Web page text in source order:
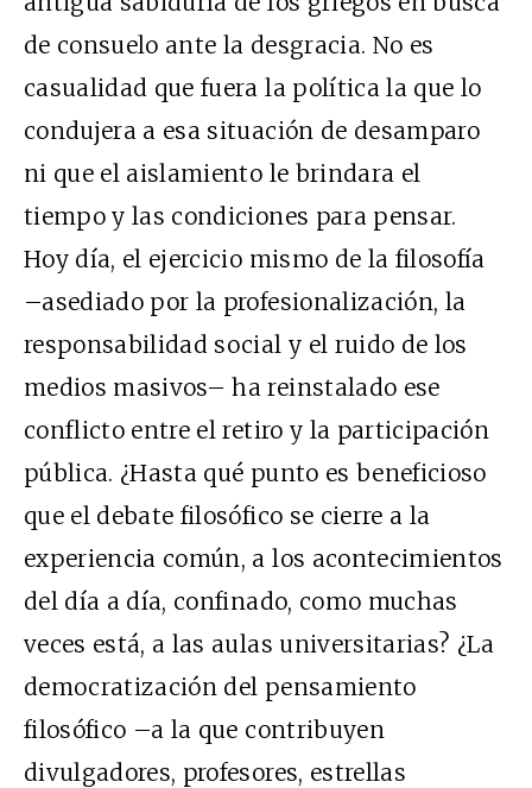
de consuelo ante la desgracia. No es
casualidad que fuera la política la que lo
condujera a esa situación de desamparo
ni que el aislamiento le brindara el
tiempo y las condiciones para pensar.
Hoy día, el ejercicio mismo de la filosofía
–asediado por la profesionalización, la
responsabilidad social y el ruido de los
medios masivos– ha reinstalado ese
conflicto entre el retiro y la participación
pública. ¿Hasta qué punto es beneficioso
que el debate filosófico se cierre a la
experiencia común, a los acontecimientos
del día a día, confinado, como muchas
veces está, a las aulas universitarias? ¿La
democratización del pensamiento
filosófico –a la que contribuyen
divulgadores, profesores, estrellas